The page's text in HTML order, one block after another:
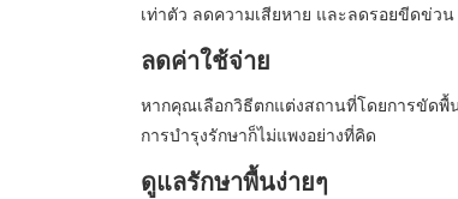
เท่าตัว ลดความเสียหาย และลดรอยขีดข่ว
ลดค่าใช้จ่าย
หากคุณเลือกวิธีตกแต่งสถานที่โดยการขัดพื้
การบำรุงรักษาก็ไม่แพงอย่างที่คิด
ดูแลรักษาพื้นง่ายๆ